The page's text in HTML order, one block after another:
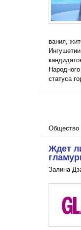
вания,
статуса
Общество
Ждет
Залина